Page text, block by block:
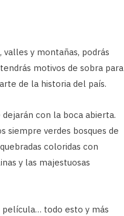
valles y montañas, podrás
motivos de sobra para
de la historia del país.
dejarán con la boca abierta.
siempre verdes bosques de
coloridas con
y las majestuosas
película… todo esto y más